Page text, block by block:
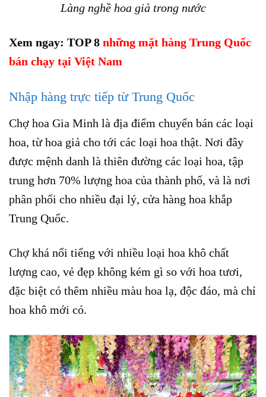
Làng nghề hoa giả trong nước
Xem ngay: TOP 8 những mặt hàng Trung Quốc
bán chạy tại Việt Nam
Nhập hàng trực tiếp từ Trung Quốc
Chợ hoa Gia Minh là địa điểm chuyển bán các loại
hoa, từ hoa giả cho tới các loại hoa thật. Nơi đây
được mệnh danh là thiên đường các loại hoa, tập
trung hơn 70% lượng hoa của thành phố, và là nơi
phân phối cho nhiều đại lý, cửa hàng hoa khắp
Trung Quốc.
Chợ khá nổi tiếng với nhiều loại hoa khô chất
lượng cao, vẻ đẹp không kém gì so với hoa tươi,
đặc biệt có thêm nhiều màu hoa lạ, độc đáo, mà chỉ
hoa khô mới có.